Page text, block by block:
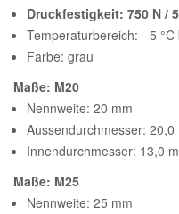
Druckfestigkeit: 750 N /
Temperaturbereich: - 5 °C
Farbe: grau
Maße: M20
Nennweite: 20 mm
Aussendurchmesser: 20,0
Innendurchmesser: 13,0
Maße: M25
Nennweite: 25 mm